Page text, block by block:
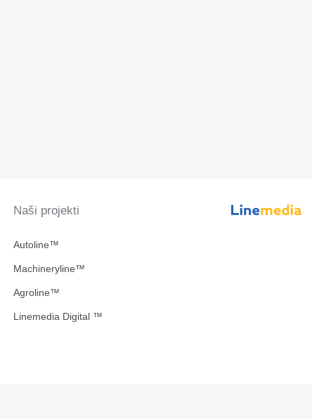
Naši projekti
Autoline™
Machineryline™
Agroline™
Linemedia Digital ™